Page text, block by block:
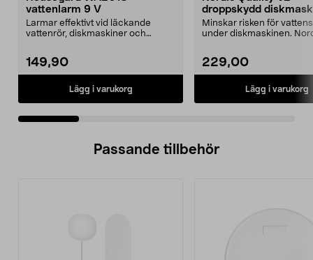
vattenlarm 9 V
Larmar effektivt vid läckande
vattenrör, diskmaskiner och
149,90
Lägg i varukorg
droppskydd
x 56 cm
Minskar risken för
under diskmaskinen.
229,00
Lägg i varukorg
Passande tillbehör